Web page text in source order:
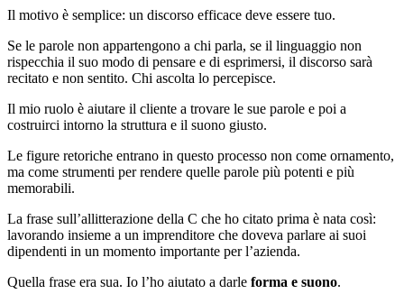
Il motivo è semplice: un discorso efficace deve essere tuo.
Se le parole non appartengono a chi parla, se il linguaggio non
rispecchia il suo modo di pensare e di esprimersi, il discorso sarà
recitato e non sentito. Chi ascolta lo percepisce.
Il mio ruolo è aiutare il cliente a trovare le sue parole e poi a
costruirci intorno la struttura e il suono giusto.
Le figure retoriche entrano in questo processo non come ornamento,
ma come strumenti per rendere quelle parole più potenti e più
memorabili.
La frase sull’allitterazione della C che ho citato prima è nata così:
lavorando insieme a un imprenditore che doveva parlare ai suoi
dipendenti in un momento importante per l’azienda.
Quella frase era sua. Io l’ho aiutato a darle forma e suono.